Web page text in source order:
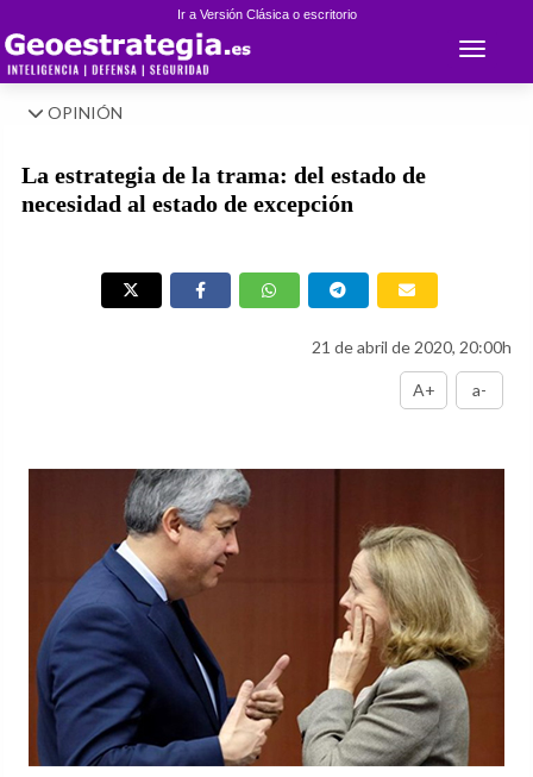
Ir a Versión Clásica o escritorio
Toggle
OPINIÓN
La estrategia de la trama: del estado de
necesidad al estado de excepción
21 de abril de 2020, 20:00h
A+ a-